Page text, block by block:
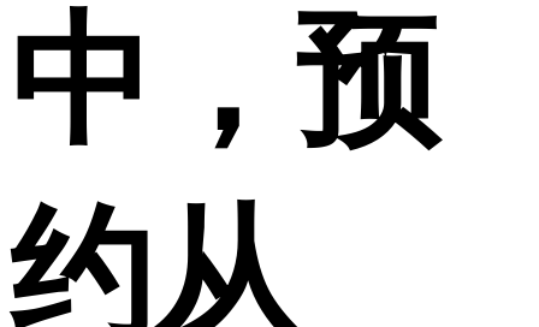
中，预
约从